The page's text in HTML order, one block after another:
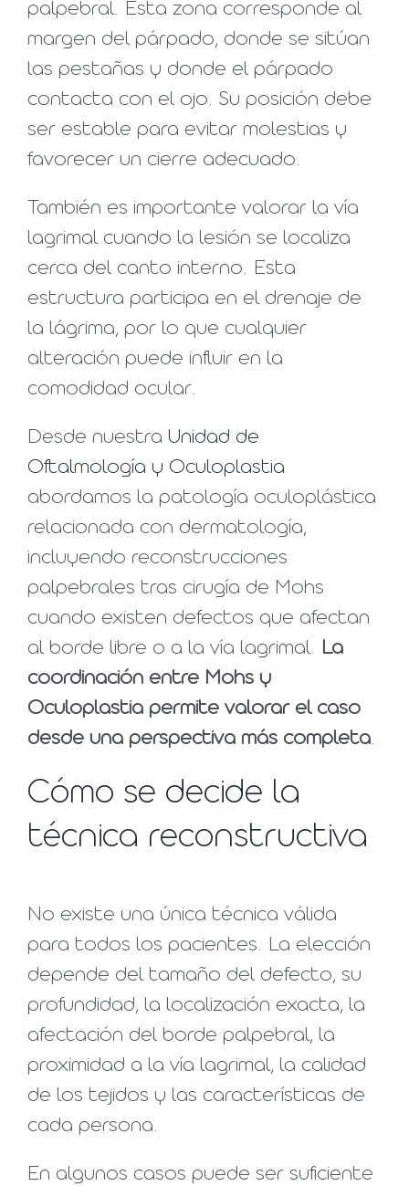
palpebral. Esta zona corresponde al
margen del párpado, donde se sitúan
las pestañas y donde el párpado
contacta con el ojo. Su posición debe
ser estable para evitar molestias y
favorecer un cierre adecuado.
También es importante valorar la vía
lagrimal cuando la lesión se localiza
cerca del canto interno. Esta
estructura participa en el drenaje de
la lágrima, por lo que cualquier
alteración puede influir en la
comodidad ocular.
Desde nuestra Unidad de
Oftalmología y Oculoplastia
abordamos la patología oculoplástica
relacionada con dermatología,
incluyendo reconstrucciones
palpebrales tras cirugía de Mohs
cuando existen defectos que afectan
al borde libre o a la vía lagrimal.
La
coordinación entre Mohs y
Oculoplastia permite valorar el caso
desde una perspectiva más completa.
Cómo se decide la
técnica reconstructiva
No existe una única técnica válida
para todos los pacientes. La elección
depende del tamaño del defecto, su
profundidad, la localización exacta, la
afectación del borde palpebral, la
proximidad a la vía lagrimal, la calidad
de los tejidos y las características de
cada persona.
En algunos casos puede ser suficiente